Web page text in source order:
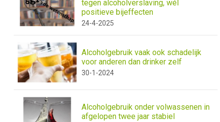
tegen alcoholverslaving, wél
positieve bijeffecten
24-4-2025
Alcoholgebruik vaak ook schadelijk
voor anderen dan drinker zelf
30-1-2024
Alcoholgebruik onder volwassenen in
afgelopen twee jaar stabiel